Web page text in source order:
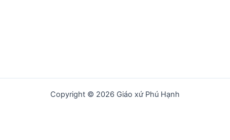
Copyright © 2026 Giáo xứ Phú Hạnh